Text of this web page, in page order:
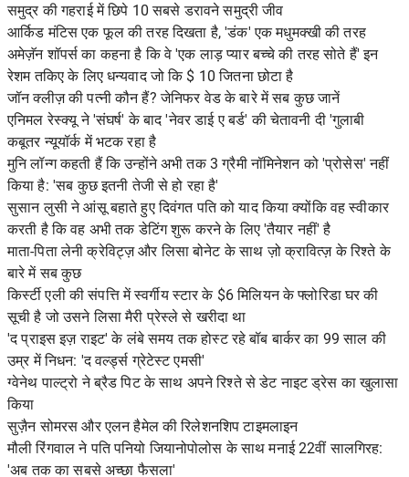
समुद्र की गहराई में छिपे 10 सबसे डरावने समुद्री जीव
आर्किड मंटिस एक फूल की तरह दिखता है, 'डंक' एक मधुमक्खी की तरह
अमेज़ॅन शॉपर्स का कहना है कि वे 'एक लाड़ प्यार बच्चे की तरह सोते हैं' इन
रेशम तकिए के लिए धन्यवाद जो कि $ 10 जितना छोटा है
जॉन क्लीज़ की पत्नी कौन हैं? जेनिफर वेड के बारे में सब कुछ जानें
एनिमल रेस्क्यू ने 'संघर्ष' के बाद 'नेवर डाई ए बर्ड' की चेतावनी दी 'गुलाबी
कबूतर न्यूयॉर्क में भटक रहा है
मुनि लॉन्ग कहती हैं कि उन्होंने अभी तक 3 ग्रैमी नॉमिनेशन को 'प्रोसेस' नहीं
किया है: 'सब कुछ इतनी तेजी से हो रहा है'
सुसान लुसी ने आंसू बहाते हुए दिवंगत पति को याद किया क्योंकि वह स्वीकार
करती है कि वह अभी तक डेटिंग शुरू करने के लिए 'तैयार नहीं' है
माता-पिता लेनी क्रेविट्ज़ और लिसा बोनेट के साथ ज़ो क्रावित्ज़ के रिश्ते के
बारे में सब कुछ
किर्स्टी एली की संपत्ति में स्वर्गीय स्टार के $6 मिलियन के फ्लोरिडा घर की
सूची है जो उसने लिसा मैरी प्रेस्ले से खरीदा था
'द प्राइस इज़ राइट' के लंबे समय तक होस्ट रहे बॉब बार्कर का 99 साल की
उम्र में निधन: 'द वर्ल्ड्स ग्रेटेस्ट एमसी'
ग्वेनेथ पाल्ट्रो ने ब्रैड पिट के साथ अपने रिश्ते से डेट नाइट ड्रेस का खुलासा
किया
सुज़ैन सोमरस और एलन हैमेल की रिलेशनशिप टाइमलाइन
मौली रिंगवाल ने पति पनियो जियानोपोलोस के साथ मनाई 22वीं सालगिरह:
'अब तक का सबसे अच्छा फैसला'